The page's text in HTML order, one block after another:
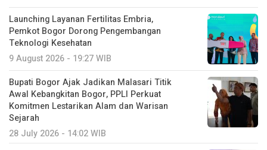
Launching Layanan Fertilitas Embria,
Pemkot Bogor Dorong Pengembangan
Teknologi Kesehatan
9 August 2026 - 19:27 WIB
Bupati Bogor Ajak Jadikan Malasari Titik
Awal Kebangkitan Bogor, PPLI Perkuat
Komitmen Lestarikan Alam dan Warisan
Sejarah
28 July 2026 - 14:02 WIB